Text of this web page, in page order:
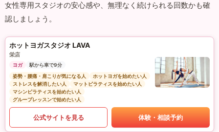
女性専用スタジオの安心感や、無理なく続けられる回数かも確
認しましょう。
ホットヨガスタジオ LAVA
栄店
ヨガ
駅から車で9分
姿勢・腰痛・肩こりが気になる人
ホットヨガを始めたい人
ストレスを解消したい人
マットピラティスを始めたい人
マシンピラティスを始めたい人
グループレッスンで始めたい人
公式サイトを見る 体験・相談予約